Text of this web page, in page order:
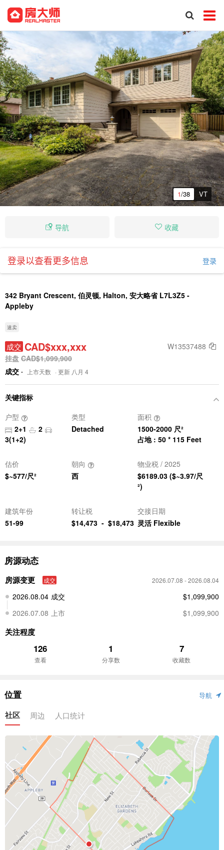
1/38 VT
导航 收藏
登录以查看更多信息 登录